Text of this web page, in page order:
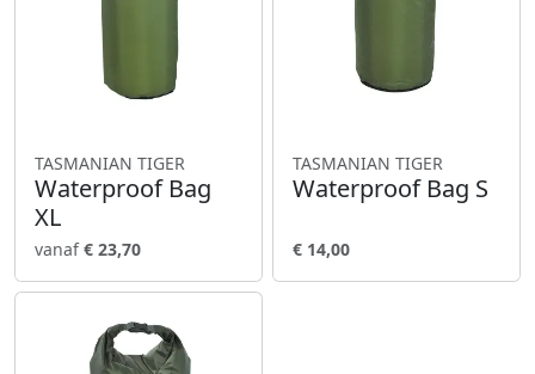
TASMANIAN TIGER
Waterproof Bag
XL
vanaf€ 23,70
TASMANIAN TIGER
Waterproof Bag S
€ 14,00